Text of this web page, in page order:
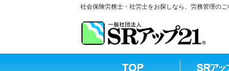
社会保険労務士・社労士をお探しなら、労務管理の